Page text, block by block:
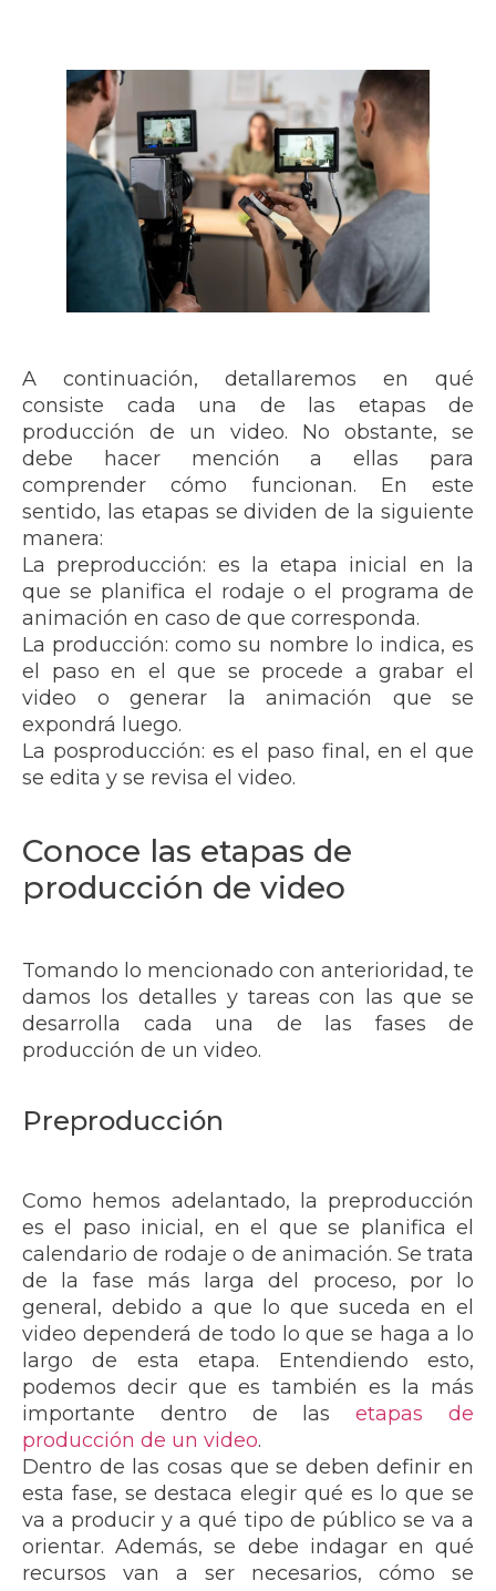
A continuación, detallaremos en qué
consiste cada una de las etapas de
producción de un video. No obstante, se
debe hacer mención a ellas para
comprender cómo funcionan. En este
sentido, las etapas se dividen de la siguiente
manera:
La preproducción: es la etapa inicial en la
que se planifica el rodaje o el programa de
animación en caso de que corresponda.
La producción: como su nombre lo indica, es
el paso en el que se procede a grabar el
video o generar la animación que se
expondrá luego.
La posproducción: es el paso final, en el que
se edita y se revisa el video.
Conoce las etapas de
producción de video
Tomando lo mencionado con anterioridad, te
damos los detalles y tareas con las que se
desarrolla cada una de las fases de
producción de un video.
Preproducción
Como hemos adelantado, la preproducción
es el paso inicial, en el que se planifica el
calendario de rodaje o de animación. Se trata
de la fase más larga del proceso, por lo
general, debido a que lo que suceda en el
video dependerá de todo lo que se haga a lo
largo de esta etapa. Entendiendo esto,
podemos decir que es también es la más
importante dentro de lasetapas de
producción de un video.
Dentro de las cosas que se deben definir en
esta fase, se destaca elegir qué es lo que se
va a producir y a qué tipo de público se va a
orientar. Además, se debe indagar en qué
recursos van a ser necesarios, cómo se